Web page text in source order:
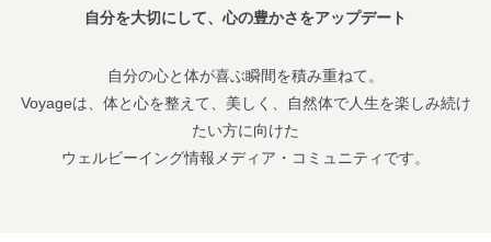
自分を大切にして、心の豊かさをアップデート
自分の心と体が喜ぶ瞬間を積み重ねて。
Voyageは、体と心を整えて、美しく、自然体で人生を楽しみ続け
たい方に向けた
ウェルビーイング情報メディア・コミュニティです。